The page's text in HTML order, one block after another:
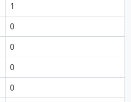
1
0
0
0
0